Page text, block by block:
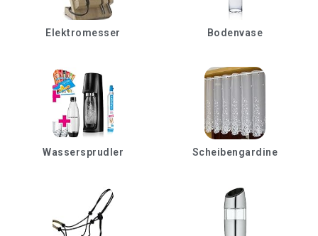
Elektromesser Bodenvase
Wassersprudler Scheibengardine